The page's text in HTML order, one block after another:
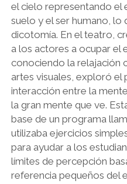
el cielo representando el
suelo y el ser humano, lo
dicotomía. En el teatro,
a los actores a ocupar el
conociendo la relajación
artes visuales, exploró
interacción entre la
la gran mente que ve.
base de un programa
utilizaba ejercicios
para ayudar a los
límites de percepción
referencia pequeños del